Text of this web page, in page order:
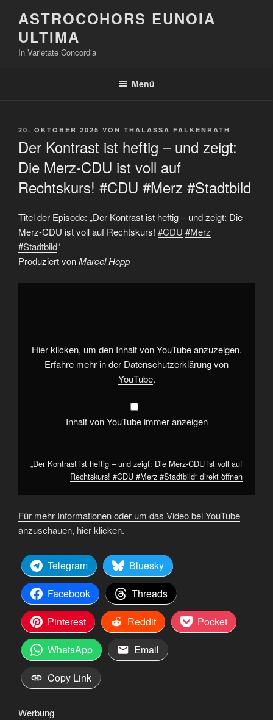
Inhalt
springen
ASTROCOHORS EUNOIA
ULTIMA
In Varietate Concordia
Menü
VERÖFFENTLICHT
20. OKTOBER 2025 VON THALASSA FALKENRATH
Der Kontrast ist heftig – und zeigt:
Die Merz-CDU ist voll auf
Rechtskurs! #CDU #Merz #Stadtbild
Titel der Episode: „Der Kontrast ist heftig – und zeigt: Die
Merz-CDU ist voll auf Rechtskurs! #CDU #Merz
#Stadtbild“
Produziert vonMarcel Hopp
„Der
Merz-Hier klicken, um den Inhalt von YouTube anzuzeigen.
Erfahre mehr in der Datenschutzerklärung von
YouTube.
Inhalt von YouTube immer anzeigen
„Der Kontrast ist heftig – und zeigt: Die Merz-CDU ist voll auf
Rechtskurs! #CDU #Merz #Stadtbild“ direkt öffnen
Für mehr Informationen oder um das Video bei YouTube
anzuschauen, hier klicken.
Telegram
Bluesky
Facebook
Threads
Pinterest
Reddit
Pocket
WhatsApp
Email
Copy Link
Werbung